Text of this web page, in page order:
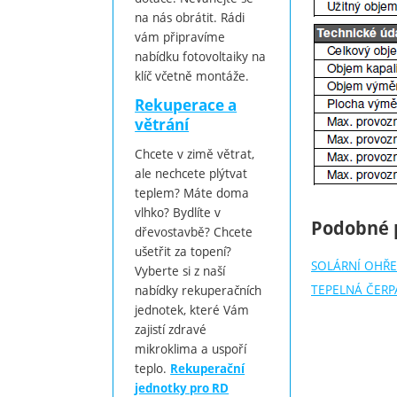
SOLÁRNÍ
TEPELNÁ
na nás obrátit. Rádi
vám připravíme
nabídku fotovoltaiky na
klíč včetně montáže.
Rekuperace a
větrání
Chcete v zimě větrat,
ale nechcete plýtvat
teplem? Máte doma
vlhko? Bydlíte v
dřevostavbě? Chcete
ušetřit za topení?
Vyberte si z naší
nabídky rekuperačních
jednotek, které Vám
zajistí zdravé
mikroklima a uspoří
teplo. Rekuperační
jednotky pro RD